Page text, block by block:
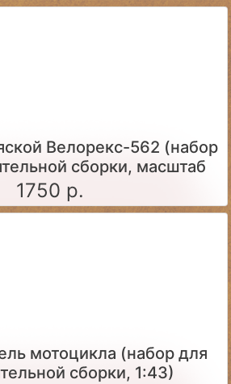
Велорекс-562 (набор
сборки, масштаб
1:43)
1750 р.
мотоцикла (набор для
сборки, 1:43)